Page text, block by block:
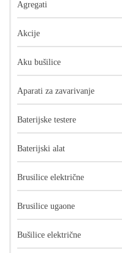
Agregati
Akcije
Aku bušilice
Aparati za zavarivanje
Baterijske testere
Baterijski alat
Brusilice električne
Brusilice ugaone
Bušilice električne